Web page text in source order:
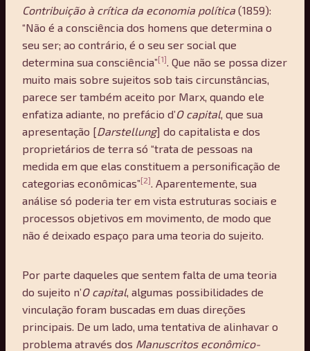
Contribuição à crítica da economia política (1859):
“Não é a consciência dos homens que determina o
seu ser; ao contrário, é o seu ser social que
determina sua consciência”[1] . Que não se possa dizer
muito mais sobre sujeitos sob tais circunstâncias,
parece ser também aceito por Marx, quando ele
enfatiza adiante, no prefácio d’O capital, que sua
apresentação [Darstellung] do capitalista e dos
proprietários de terra só “trata de pessoas na
medida em que elas constituem a personificação de
categorias econômicas”[2] . Aparentemente, sua
análise só poderia ter em vista estruturas sociais e
processos objetivos em movimento, de modo que
não é deixado espaço para uma teoria do sujeito.
Por parte daqueles que sentem falta de uma teoria
do sujeito n’O capital, algumas possibilidades de
vinculação foram buscadas em duas direções
principais. De um lado, uma tentativa de alinhavar o
problema através dos Manuscritos econômico-